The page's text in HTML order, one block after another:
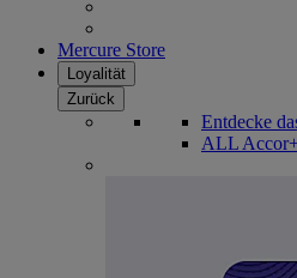
Mercure Store
Loyalität
Zurück
Entdecke
ALL